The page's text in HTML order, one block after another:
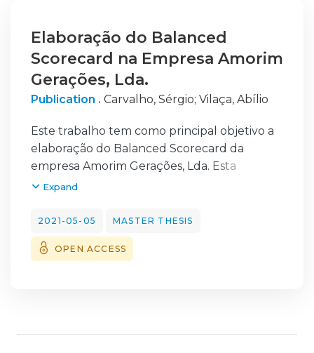
Elaboração do Balanced
Scorecard na Empresa Amorim
Gerações, Lda.
Publication . Carvalho, Sérgio; Vilaça, Abílio
Este trabalho tem como principal objetivo a
elaboração do Balanced Scorecard da
empresa Amorim Gerações, Lda. Esta
empresa faz compra e venda de um grande
de produtos da área têxtil, classificada como
sendo um agente de comércio a grosso de
produtos têxteis. A Amorim Gerações foi
Expand
2021-05-05 MASTER THESIS
OPEN ACCESS